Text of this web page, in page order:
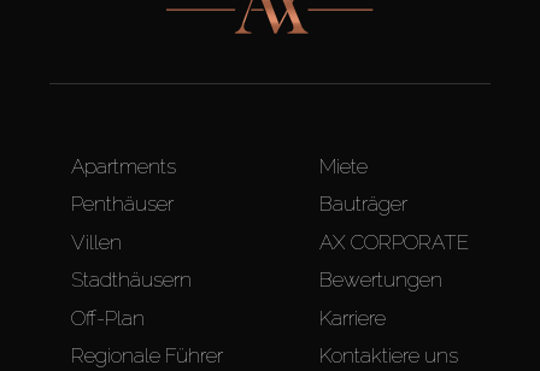
Apartments
Penthäuser
Villen
Stadthäusern
Off-Plan
Regionale Führer
Miete
Bauträger
AX CORPORATE
Bewertungen
Karriere
Kontaktiere uns